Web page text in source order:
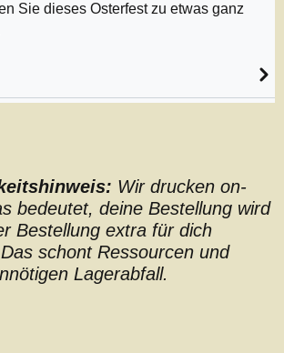
Sie dieses Osterfest zu etwas ganz
Wir drucken on-
bedeutet, deine Bestellung wird
Bestellung extra für dich
schont Ressourcen und
Lagerabfall.